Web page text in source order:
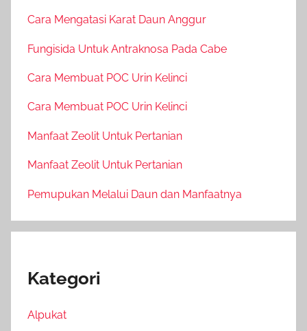
Cara Mengatasi Karat Daun Anggur
Fungisida Untuk Antraknosa Pada Cabe
Cara Membuat POC Urin Kelinci
Cara Membuat POC Urin Kelinci
Manfaat Zeolit Untuk Pertanian
Manfaat Zeolit Untuk Pertanian
Pemupukan Melalui Daun dan Manfaatnya
Kategori
Alpukat